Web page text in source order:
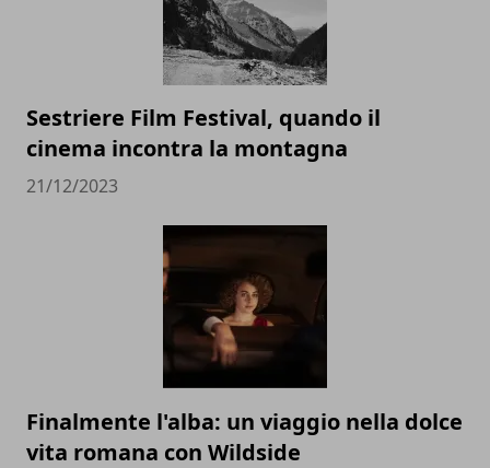
Sestriere Film Festival, quando il
cinema incontra la montagna
21/12/2023
Finalmente l'alba: un viaggio nella dolce
vita romana con Wildside